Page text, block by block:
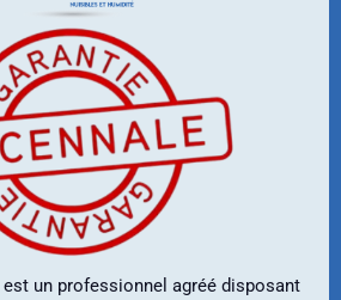
est un professionnel agréé disposant